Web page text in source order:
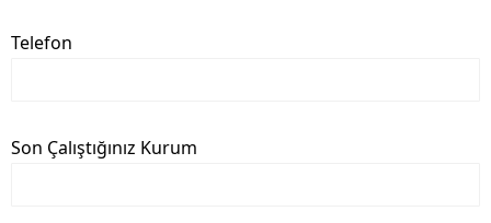
Telefon
Son Çalıştığınız Kurum